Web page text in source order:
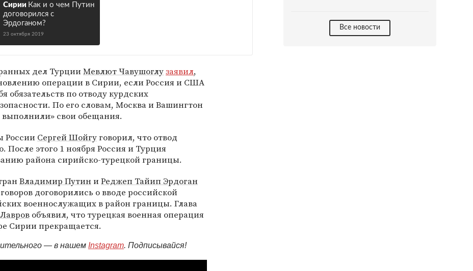
Сирии Как и о чем Путин
договорился с
Эрдоганом?
23 октября 2019
дел ТурцииМевлют Чавушоглузаявил,
операции в Сирии, если Россия и США
обязательств по отводу курдских
По его словам, Москва и Вашингтон
свои обещания.
России Сергей Шойгуговорил, что отвод
После этого 1 ноября Россия и Турция
района сирийско-турецкой границы.
Владимир ПутиниРеджеп Тайип Эрдоган
договорились о вводе российской
военнослужащих в район границы. Глава
объявил, что турецкая военная операция
Сирии прекращается.
— в нашем Instagram. Подписывайся!
Все новости